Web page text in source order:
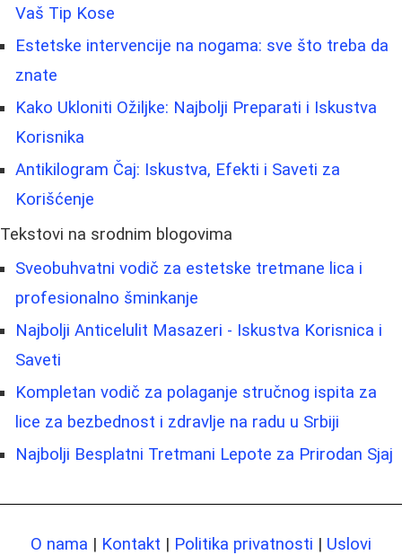
Vaš Tip Kose
Estetske intervencije na nogama: sve što treba da
znate
Kako Ukloniti Ožiljke: Najbolji Preparati i Iskustva
Korisnika
Antikilogram Čaj: Iskustva, Efekti i Saveti za
Korišćenje
Tekstovi na srodnim blogovima
Sveobuhvatni vodič za estetske tretmane lica i
profesionalno šminkanje
Najbolji Anticelulit Masazeri - Iskustva Korisnica i
Saveti
Kompletan vodič za polaganje stručnog ispita za
lice za bezbednost i zdravlje na radu u Srbiji
Najbolji Besplatni Tretmani Lepote za Prirodan Sjaj
O nama | Kontakt | Politika privatnosti | Uslovi